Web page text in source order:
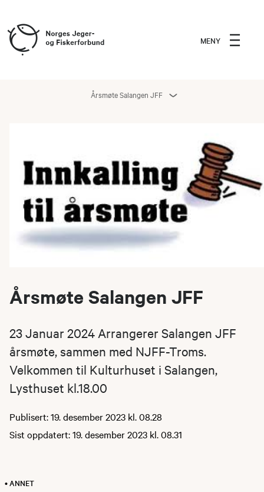
MENY
Årsmøte Salangen JFF
Årsmøte Salangen JFF
23 Januar 2024 Arrangerer Salangen JFF
årsmøte, sammen med NJFF-Troms.
Velkommen til Kulturhuset i Salangen,
Lysthuset kl.18.00
Publisert: 19. desember 2023 kl. 08.28
Sist oppdatert: 19. desember 2023 kl. 08.31
• ANNET